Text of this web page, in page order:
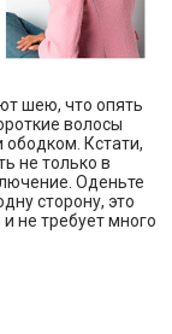
шею, что опять
волосы
Кстати,
не только в
Оденьте
сторону, это
не требует много